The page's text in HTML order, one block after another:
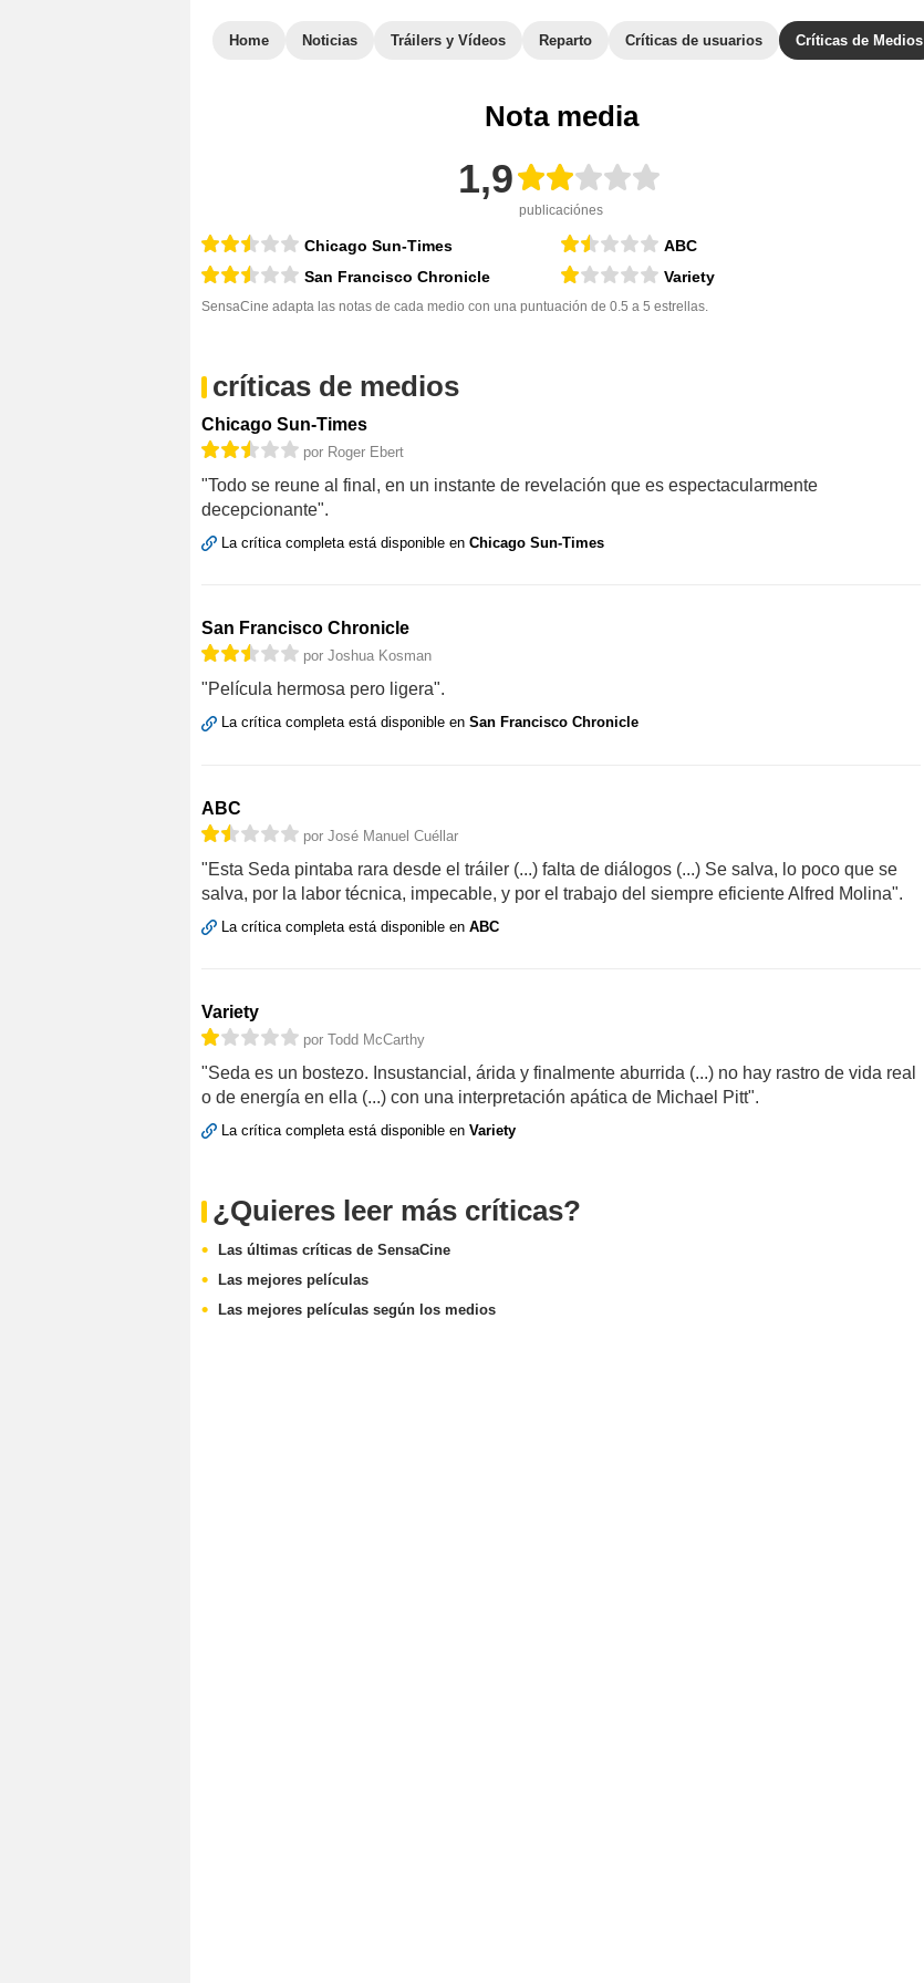
Home Noticias Tráilers y Vídeos Reparto Críticas de usuarios Críticas de Medios
Nota media
1,9
publicaciónes
Chicago Sun-Times
San Francisco Chronicle
ABC
Variety
SensaCine adapta las notas de cada medio con una puntuación de 0.5 a 5 estrellas.
críticas de medios
Chicago Sun-Times
por Roger Ebert
"Todo se reune al final, en un instante de revelación que es espectacularmente
decepcionante".
La crítica completa está disponible en Chicago Sun-Times
San Francisco Chronicle
por Joshua Kosman
"Película hermosa pero ligera".
La crítica completa está disponible en San Francisco Chronicle
ABC
por José Manuel Cuéllar
"Esta Seda pintaba rara desde el tráiler (...) falta de diálogos (...) Se salva, lo poco que se
salva, por la labor técnica, impecable, y por el trabajo del siempre eficiente Alfred Molina".
La crítica completa está disponible en ABC
Variety
por Todd McCarthy
"Seda es un bostezo. Insustancial, árida y finalmente aburrida (...) no hay rastro de vida real
o de energía en ella (...) con una interpretación apática de Michael Pitt".
La crítica completa está disponible en Variety
¿Quieres leer más críticas?
Las últimas críticas de SensaCine
Las mejores películas
Las mejores películas según los medios